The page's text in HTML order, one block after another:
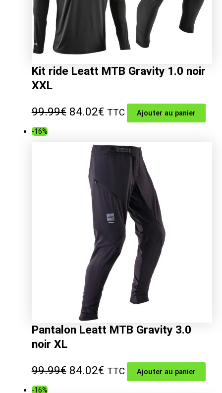
Kit ride Leatt MTB Gravity 1.0 noir
XXL
99.99€ Le
initial
était :
99.99€.
84.02€Le
actuel
84.02€.
TTC Ajouter au panier
-16%
Pantalon Leatt MTB Gravity 3.0
noir XL
99.99€ Le
84.02€Le
TTC Ajouter au panier
-16%